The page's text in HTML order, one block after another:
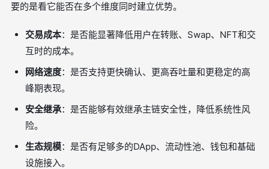
要的是看它能否在多个维度同时建立优势。
交易成本：是否能显著降低用户在转账、Swap、NFT和交
互时的成本。
网络速度：是否支持更快确认、更高吞吐量和更稳定的高
峰期表现。
安全继承：是否能够有效继承主链安全性，降低系统性风
险。
生态规模：是否有足够多的DApp、流动性池、钱包和基础
设施接入。